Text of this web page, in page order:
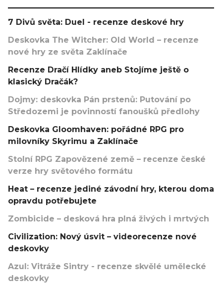
7 Divů světa: Duel - recenze deskové hry
Deskovka The Witcher: Old World – recenze
nové hry ze světa Zaklínače
Recenze Dračí Hlídky aneb Stojíme ještě o
klasický Dračák?
Dojmy: deskovka Pán prstenů: Putování po
Středozemi je povinností fanoušků předlohy
Deskovka Gloomhaven: pořádné RPG pro
milovníky Skyrimu a Zaklínače
Stolní RPG Zapovězené země – recenze české
verze hry světového formátu
Heat – recenze jediné závodní hry, kterou doma
opravdu potřebujete
Zombicide – desková hra plná živých i mrtvých
Civilization: Nový úsvit – videorecenze nové
deskovky
Azul: Vitráže Sintry - recenze skvělé umělecké
deskovky